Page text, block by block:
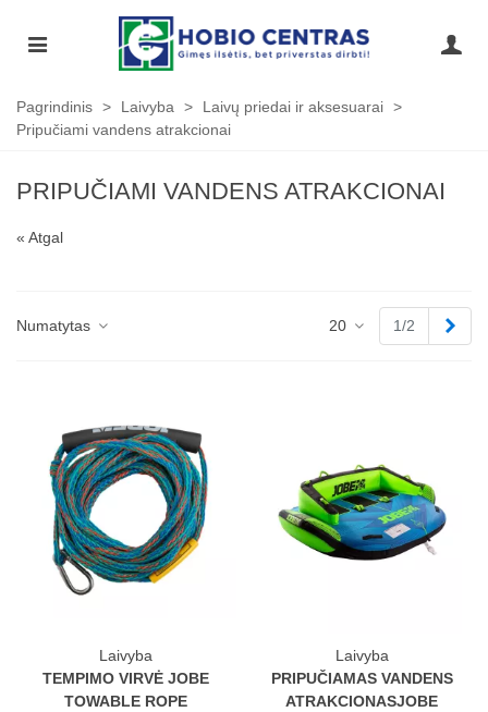
Pagrindinis > Laivyba > Laivų priedai ir aksesuarai >
Pripučiami vandens atrakcionai
PRIPUČIAMI VANDENS ATRAKCIONAI
« Atgal
Numatytas 20 1/2
Laivyba
TEMPIMO VIRVĖ JOBE
TOWABLE ROPE
Laivyba
PRIPUČIAMAS VANDENS
ATRAKCIONASJOBE